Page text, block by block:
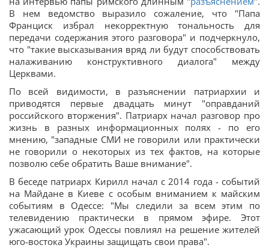
В нем ведомство выразило сожаление, что "Папа
Франциск избрал некорректную тональность для
передачи содержания этого разговора" и подчеркнуло,
что "такие высказывания вряд ли будут способствовать
налаживанию конструктивного диалога" между
Церквами.
По всей видимости, в разъяснении патриархии и
приводятся первые двадцать минут "оправданий
российского вторжения". Патриарх начал разговор про
жизнь в разных информационных полях - по его
мнению, "западные СМИ не говорили или практически
не говорили о некоторых из тех фактов, на которые
позволю себе обратить Ваше внимание".
В беседе патриарх Кирилл начал с 2014 года - событий
на Майдане в Киеве с особым вниманием к майским
событиям в Одессе: "Мы следили за всем этим по
телевидению практически в прямом эфире. Этот
ужасающий урок Одессы повлиял на решение жителей
юго-востока Украины защищать свои права".